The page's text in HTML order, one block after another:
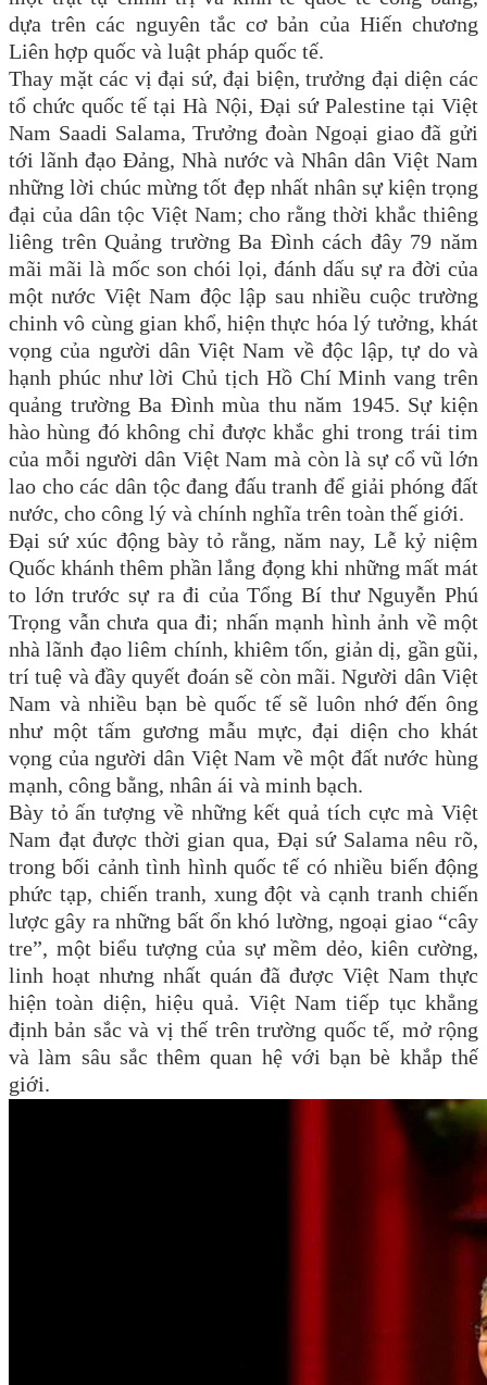
dựa trên các nguyên tắc cơ bản của Hiến chương
Liên hợp quốc và luật pháp quốc tế.
Thay mặt các vị đại sứ, đại biện, trưởng đại diện các
tổ chức quốc tế tại Hà Nội, Đại sứ Palestine tại Việt
Nam Saadi Salama, Trưởng đoàn Ngoại giao đã gửi
tới lãnh đạo Đảng, Nhà nước và Nhân dân Việt Nam
những lời chúc mừng tốt đẹp nhất nhân sự kiện trọng
đại của dân tộc Việt Nam; cho rằng thời khắc thiêng
liêng trên Quảng trường Ba Đình cách đây 79 năm
mãi mãi là mốc son chói lọi, đánh dấu sự ra đời của
một nước Việt Nam độc lập sau nhiều cuộc trường
chinh vô cùng gian khổ, hiện thực hóa lý tưởng, khát
vọng của người dân Việt Nam về độc lập, tự do và
hạnh phúc như lời Chủ tịch Hồ Chí Minh vang trên
quảng trường Ba Đình mùa thu năm 1945. Sự kiện
hào hùng đó không chỉ được khắc ghi trong trái tim
của mỗi người dân Việt Nam mà còn là sự cổ vũ lớn
lao cho các dân tộc đang đấu tranh để giải phóng đất
nước, cho công lý và chính nghĩa trên toàn thế giới.
Đại sứ xúc động bày tỏ rằng, năm nay, Lễ kỷ niệm
Quốc khánh thêm phần lắng đọng khi những mất mát
to lớn trước sự ra đi của Tổng Bí thư Nguyễn Phú
Trọng vẫn chưa qua đi; nhấn mạnh hình ảnh về một
nhà lãnh đạo liêm chính, khiêm tốn, giản dị, gần gũi,
trí tuệ và đầy quyết đoán sẽ còn mãi. Người dân Việt
Nam và nhiều bạn bè quốc tế sẽ luôn nhớ đến ông
như một tấm gương mẫu mực, đại diện cho khát
vọng của người dân Việt Nam về một đất nước hùng
mạnh, công bằng, nhân ái và minh bạch.
Bày tỏ ấn tượng về những kết quả tích cực mà Việt
Nam đạt được thời gian qua, Đại sứ Salama nêu rõ,
trong bối cảnh tình hình quốc tế có nhiều biến động
phức tạp, chiến tranh, xung đột và cạnh tranh chiến
lược gây ra những bất ổn khó lường, ngoại giao “cây
tre”, một biểu tượng của sự mềm dẻo, kiên cường,
linh hoạt nhưng nhất quán đã được Việt Nam thực
hiện toàn diện, hiệu quả. Việt Nam tiếp tục khẳng
định bản sắc và vị thế trên trường quốc tế, mở rộng
và làm sâu sắc thêm quan hệ với bạn bè khắp thế
giới.